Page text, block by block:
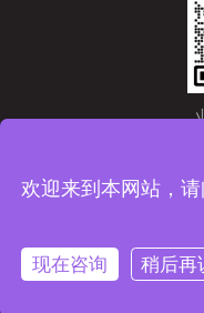
Copyright © 2026 仪研智
欢迎来到本网站，
现在咨询 稍后再